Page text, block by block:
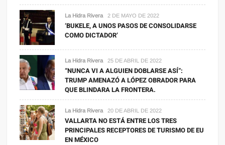
La Hidra Rivera 2 DE MAYO DE 2022
‘BUKELE, A UNOS PASOS DE CONSOLIDARSE
COMO DICTADOR’
La Hidra Rivera 25 DE ABRIL DE 2022
“NUNCA VI A ALGUIEN DOBLARSE ASÍ”:
TRUMP AMENAZÓ A LÓPEZ OBRADOR PARA
QUE BLINDARA LA FRONTERA.
La Hidra Rivera 20 DE ABRIL DE 2022
VALLARTA NO ESTÁ ENTRE LOS TRES
PRINCIPALES RECEPTORES DE TURISMO DE EU
EN MÉXICO